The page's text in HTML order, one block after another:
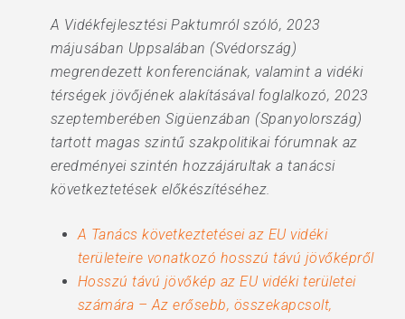
A Vidékfejlesztési Paktumról szóló, 2023
májusában Uppsalában (Svédország)
megrendezett konferenciának, valamint a vidéki
térségek jövőjének alakításával foglalkozó, 2023
szeptemberében Sigüenzában (Spanyolország)
tartott magas szintű szakpolitikai fórumnak az
eredményei szintén hozzájárultak a tanácsi
következtetések előkészítéséhez.
A Tanács következtetései az EU vidéki
területeire vonatkozó hosszú távú jövőképről
Hosszú távú jövőkép az EU vidéki területei
számára – Az erősebb, összekapcsolt,